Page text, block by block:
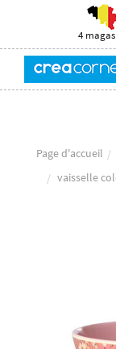
4
Page d'accueil
vaisselle